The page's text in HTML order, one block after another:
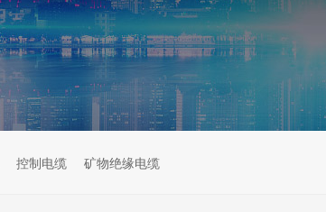
控制电缆 矿物绝缘电缆